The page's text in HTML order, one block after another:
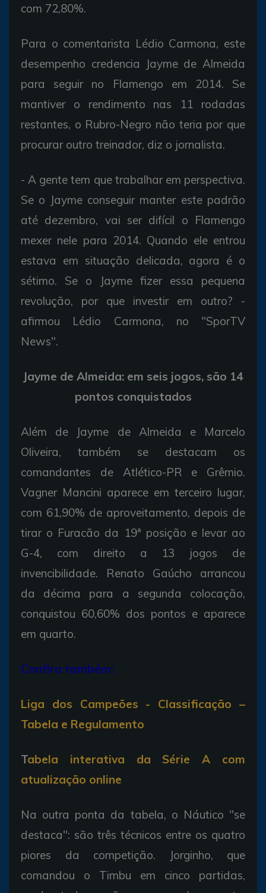
com 72,80%.
Para o comentarista Lédio Carmona, este
desempenho credencia Jayme de Almeida
para seguir no Flamengo em 2014. Se
mantiver o rendimento nas 11 rodadas
restantes, o Rubro-Negro não teria por que
procurar outro treinador, diz o jornalista.
- A gente tem que trabalhar em perspectiva.
Se o Jayme conseguir manter este padrão
até dezembro, vai ser difícil o Flamengo
mexer nele para 2014. Quando ele entrou
estava em situação delicada, agora é o
sétimo. Se o Jayme fizer essa pequena
revolução, por que investir em outro? -
afirmou Lédio Carmona, no "SporTV
News".
Jayme de Almeida: em seis jogos, são 14
pontos conquistados
Além de Jayme de Almeida e Marcelo
Oliveira, também se destacam os
comandantes de Atlético-PR e Grêmio.
Vagner Mancini aparece em terceiro lugar,
com 61,90% de aproveitamento, depois de
tirar o Furacão da 19ª posição e levar ao
G-4, com direito a 13 jogos de
invencibilidade. Renato Gaúcho arrancou
da décima para a segunda colocação,
conquistou 60,60% dos pontos e aparece
em quarto.
Confira também:
Liga dos Campeões - Classificação –
Tabela e Regulamento
Tabela interativa da Série A com
atualização online
Na outra ponta da tabela, o Náutico "se
destaca": são três técnicos entre os quatro
piores da competição. Jorginho, que
comandou o Timbu em cinco partidas,